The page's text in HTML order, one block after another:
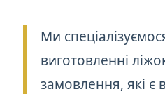
Ми
виготовленні
замовлення, які є